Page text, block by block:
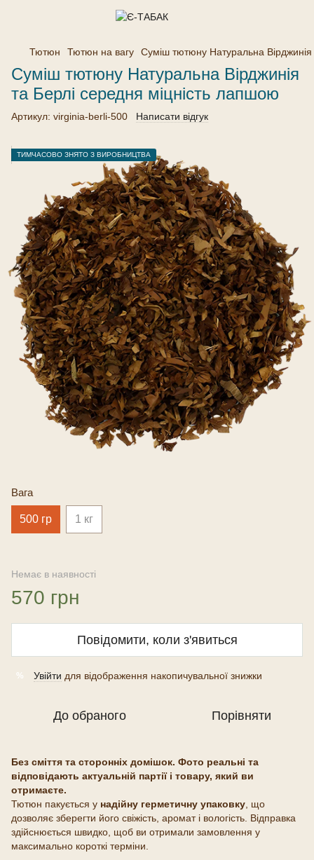
Тютюн Тютюн на вагу Суміш тютюну Натуральна
Суміш тютюну Натуральна Вірджинія
та Берлі середня міцність лапшою
Артикул: virginia-berli-500 Написати відгук
ТИМЧАСОВО ЗНЯТО З ВИРОБНИЦТВА
Вага
500 гр 1 кг
Немає в наявності
570 грн
Повідомити, коли з'явиться
% Увійти для відображення накопичувальної знижки
До обраного Порівняти
Без сміття та сторонніх домішок. Фото реальні та
відповідають актуальній партії і товару, який ви
отримаєте.
Тютюн пакується у надійну герметичну упаковку , що
дозволяє зберегти його свіжість, аромат і вологість. Відправка
здійснюється швидко, щоб ви отримали замовлення у
максимально короткі терміни.